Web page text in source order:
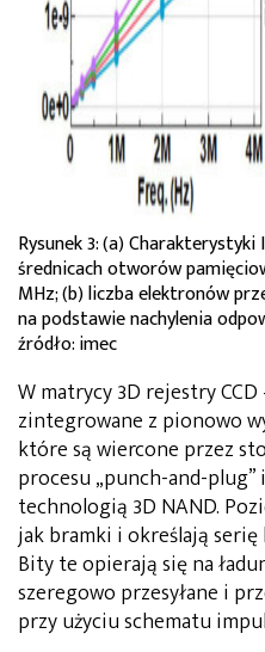
Rysunek 3: (a)
średnicach otworów
MHz; (b) liczba elektronów
na podstawie nachylenia
źródło: imec
W matrycy 3D rejestry
zintegrowane z pionowo
które są wiercone przez
procesu „punch-and-
technologią 3D NAND.
jak bramki i określają
Bity te opierają się na
szeregowo przesyłane i
przy użyciu schematu